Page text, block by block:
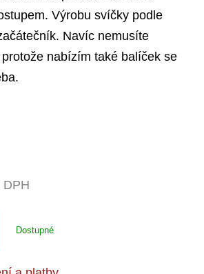
Výrobu svíčky podle
Navíc nemusíte
nabízím také balíček se
DPH
Dostupné